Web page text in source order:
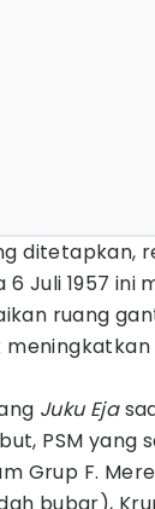
ditetapkan,
Juli 1957 ini
ruang
Juku Eja
PSM yang
Grup F.